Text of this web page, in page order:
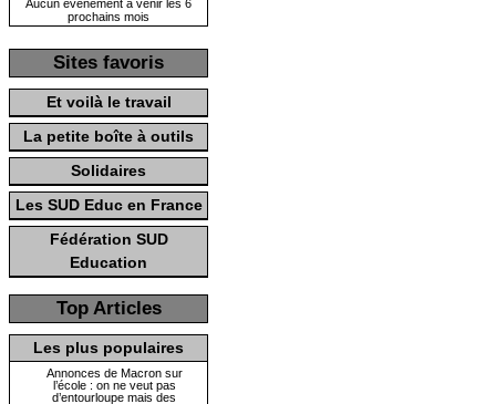
Aucun évènement à venir les 6
prochains mois
Sites favoris
Et voilà le travail
La petite boîte à outils
Solidaires
Les SUD Educ en France
Fédération SUD
Education
Top Articles
Les plus populaires
Annonces de Macron sur
l’école : on ne veut pas
d’entourloupe mais des